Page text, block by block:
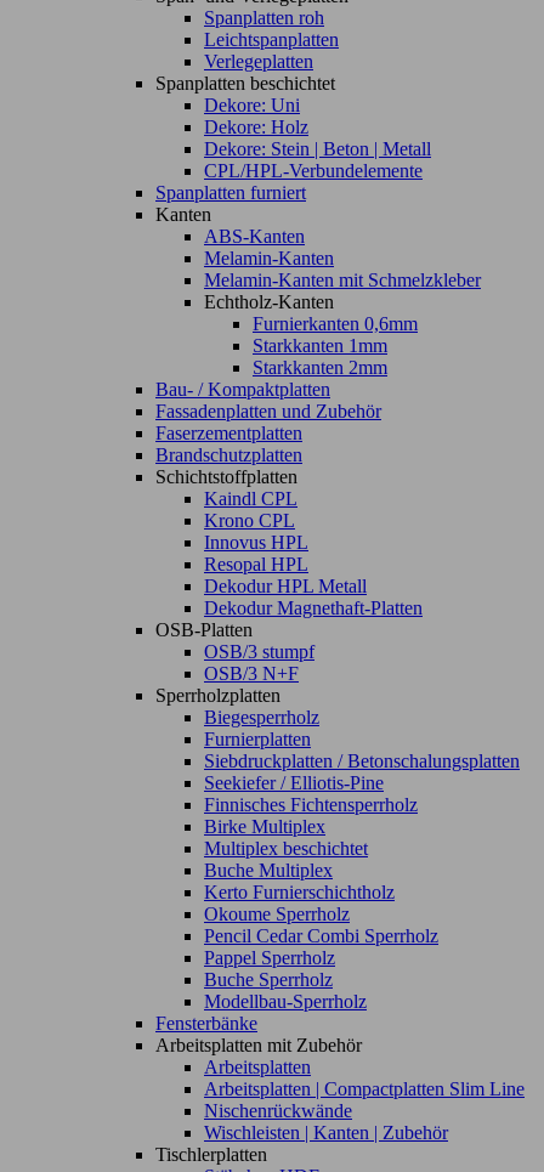
Spanplatten roh
Leichtspanplatten
Verlegeplatten
Spanplatten beschichtet
Dekore: Uni
Dekore: Holz
Dekore: Stein | Beton | Metall
CPL/HPL-Verbundelemente
Spanplatten furniert
Kanten
ABS-Kanten
Melamin-Kanten
Melamin-Kanten mit Schmelzkleber
Echtholz-Kanten
Furnierkanten 0,6mm
Starkkanten 1mm
Starkkanten 2mm
Bau- / Kompaktplatten
Fassadenplatten und Zubehör
Faserzementplatten
Brandschutzplatten
Schichtstoffplatten
Kaindl CPL
Krono CPL
Innovus HPL
Resopal HPL
Dekodur HPL Metall
Dekodur Magnethaft-Platten
OSB-Platten
OSB/3 stumpf
OSB/3 N+F
Sperrholzplatten
Biegesperrholz
Furnierplatten
Siebdruckplatten / Betonschalungsplatten
Seekiefer / Elliotis-Pine
Finnisches Fichtensperrholz
Birke Multiplex
Multiplex beschichtet
Buche Multiplex
Kerto Furnierschichtholz
Okoume Sperrholz
Pencil Cedar Combi Sperrholz
Pappel Sperrholz
Buche Sperrholz
Modellbau-Sperrholz
Fensterbänke
Arbeitsplatten mit Zubehör
Arbeitsplatten
Arbeitsplatten | Compactplatten Slim Line
Nischenrückwände
Wischleisten | Kanten | Zubehör
Tischlerplatten